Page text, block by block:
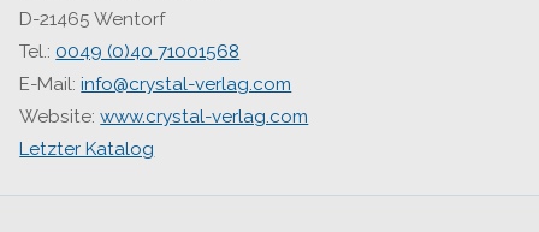
D-21465 Wentorf
Tel.: 0049 (0)40 71001568
E-Mail:info@crystal-verlag.com
Website:www.crystal-verlag.com
Letzter Katalog